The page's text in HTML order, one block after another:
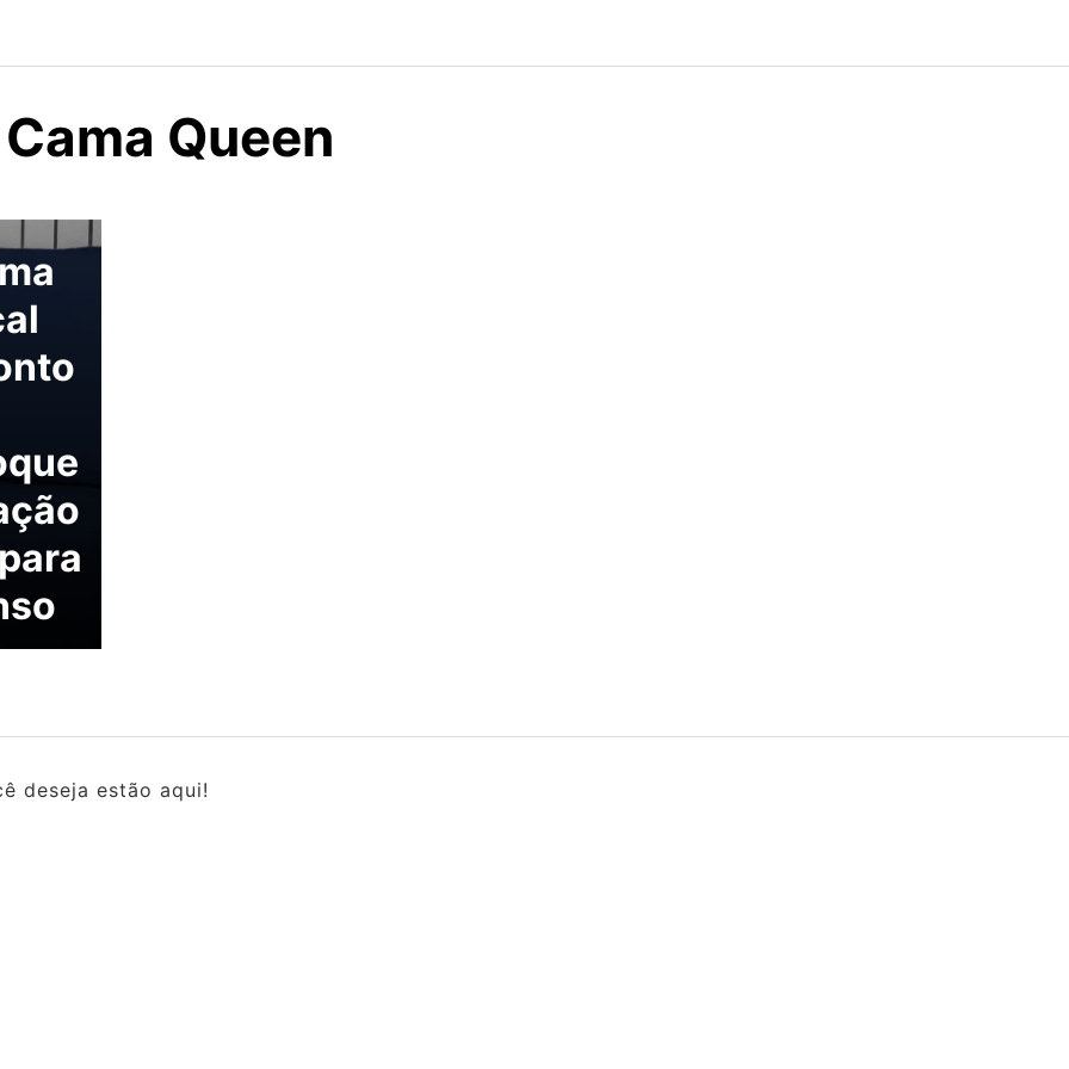
Queen
deseja estão aqui!